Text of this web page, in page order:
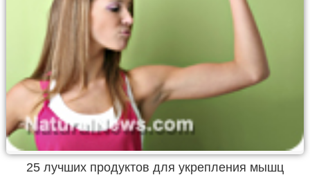
25 лучших продуктов для укрепления мышц